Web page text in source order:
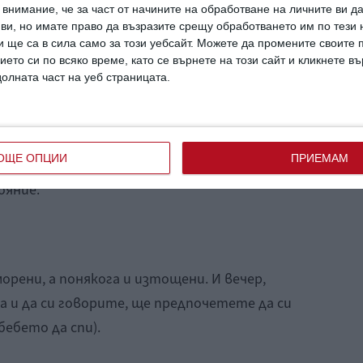
че за част от начините на обработване на личните ви
ви, но имате право да възразите срещу обработването им по тези
ще са в сила само за този уебсайт. Можете да промените своите
си по всяко време, като се върнете на този сайт и кликнете
част на уеб страницата.
ОПЦИИ ПРИЕМАМ
сплотените и обичащи се двойки, след
моменти, които просто мразите
се прибере от работа, вие го
негова дума.
това ще отмине. Важното е да не
и да не задълбочавате, превръщайки
а понякога и изтощени. И вечер,
и да си говорите, ще предпочетете да си
да спи).